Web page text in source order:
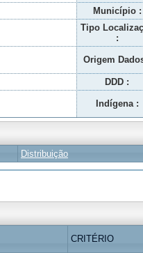
Município :
Tipo
:
Origem
DDD :
Indígena :
Distribuição
CRITÉRIO